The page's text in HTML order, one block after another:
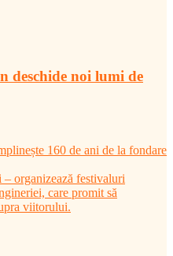
deschide noi lumi de
160 de ani de la fondare
organizează festivaluri
care promit să
viitorului.